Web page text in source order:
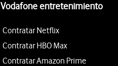
Vodafone entretenimiento
Contratar Netflix
Contratar HBO Max
Contratar Amazon Prime